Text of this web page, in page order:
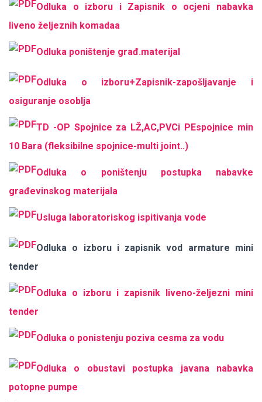
Odluka o izboru i Zapisnik o ocjeni nabavka
liveno željeznih komadaа
Оdluka poništenje građ.materijal
Оdluka o izboru+Zapisnik-zapošljavanje i
osiguranje osoblja
TD -OP Spojnice za LŽ,AC,PVCi PEspojnice min
10 Bara (fleksibilne spojnice-multi joint..)
Оdluka o poništenju postupka nabavke
građevinskog materijala
Usluga laboratoriskog ispitivanja vode
Оdluka o izboru i zapisnik vod armature mini
tender
Оdluka o izboru i zapisnik liveno-željezni mini
tender
Оdluka o ponistenju poziva cesma za vodu
Odluka o obustavi postupka javana nabavka
potopne pumpe